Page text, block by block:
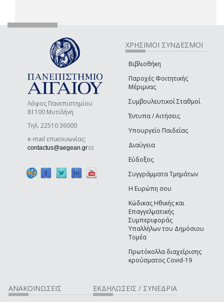
Λόφος Πανεπιστημίου
81100 Μυτιλήνη
Τηλ. 22510 36000
e-mail επικοινωνίας:
contactus@aegean.gr(link sends e-mail)
ΧΡΗΣΙΜΟΙ ΣΥΝΔΕΣΜΟΙ
Βιβλιοθήκη
Παροχές Φοιτητικής
Μέριμνας
Συμβουλευτικοί Σταθμοί
Έντυπα / Αιτήσεις
Υπουργείο Παιδείας
Διαύγεια
Εύδοξος
Συγγράμματα Τμημάτων
Η Ευρώπη σου
Κώδικας Ηθικής και
Επαγγελματικής
Συμπεριφοράς
Υπαλλήλων του Δημόσιου
Τομέα
Πρωτόκολλα διαχείρισης
κρούσματος Covid-19
ΑΝΑΚΟΙΝΩΣΕΙΣ ΕΚΔΗΛΩΣΕΙΣ / ΣΥΝΕΔΡΙΑ